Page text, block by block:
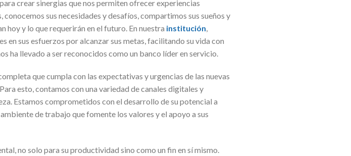
crear sinergias que nos permiten ofrecer experiencias
sus necesidades y desafíos, compartimos sus sueños y
y lo que requerirán en el futuro. En nuestra institución
en sus esfuerzos por alcanzar sus metas, facilitando su vida con
ha llevado a ser reconocidos como un banco líder en servicio.
que cumpla con las expectativas y urgencias de las nuevas
esto, contamos con una variedad de canales digitales y
Estamos comprometidos con el desarrollo de su potencial a
de trabajo que fomente los valores y el apoyo a sus
no solo para su productividad sino como un fin en sí mismo.